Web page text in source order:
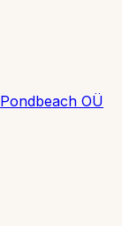
Pondbeach OÜ